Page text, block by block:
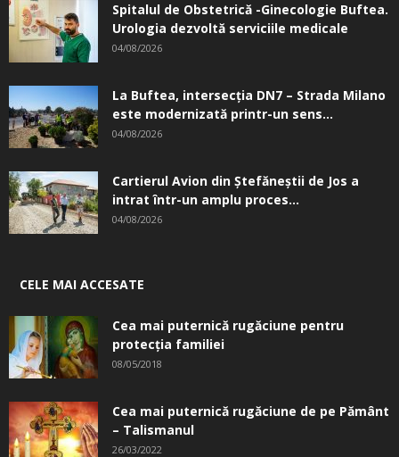
Spitalul de Obstetrică -Ginecologie Buftea.
Urologia dezvoltă serviciile medicale
04/08/2026
La Buftea, intersecţia DN7 – Strada Milano
este modernizată printr-un sens...
04/08/2026
Cartierul Avion din Ştefăneştii de Jos a
intrat într-un amplu proces...
04/08/2026
CELE MAI ACCESATE
Cea mai puternică rugăciune pentru
protecția familiei
08/05/2018
Cea mai puternică rugăciune de pe Pământ
– Talismanul
26/03/2022